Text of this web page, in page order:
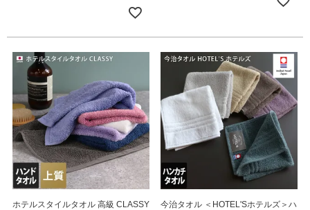
ホテルスタイルタオル 高級 CLASSY
今治タオル ＜HOTEL'Sホテルズ＞ハ